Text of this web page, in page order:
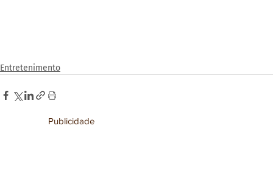
Entretenimento
Publicidade